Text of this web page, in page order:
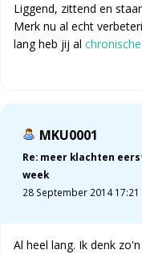
Liggend, zittend en
Merk nu al echt
lang heb jij al
MKU0001
Re: meer klachten
week
28 September 2014 17:21
Al heel lang. Ik denk